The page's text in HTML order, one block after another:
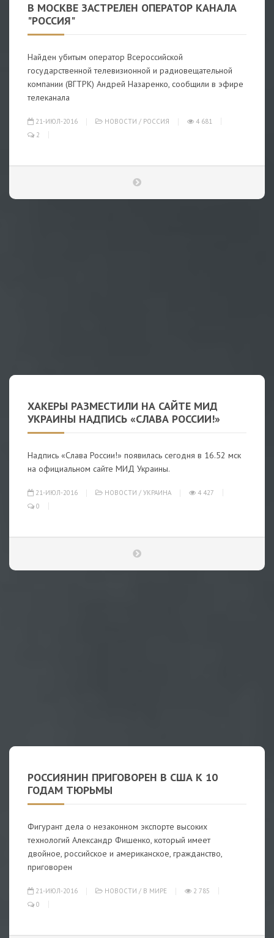
В МОСКВЕ ЗАСТРЕЛЕН ОПЕРАТОР КАНАЛА
"РОССИЯ"
Найден убитым оператор Всероссийской
государственной телевизионной и радиовещательной
компании (ВГТРК) Андрей Назаренко, сообщили в эфире
телеканала
21-ИЮЛ-2016 НОВОСТИ / РОССИЯ
4 681
2
ХАКЕРЫ РАЗМЕСТИЛИ НА САЙТЕ МИД
УКРАИНЫ НАДПИСЬ «СЛАВА РОССИИ!»
Надпись «Слава России!» появилась сегодня в 16.52 мск
на официальном сайте МИД Украины.
21-ИЮЛ-2016 НОВОСТИ / УКРАИНА
4 427
0
РОССИЯНИН ПРИГОВОРЕН В США К 10
ГОДАМ ТЮРЬМЫ
Фигурант дела о незаконном экспорте высоких
технологий Александр Фишенко, который имеет
двойное, российское и американское, гражданство,
приговорен
21-ИЮЛ-2016 НОВОСТИ / В МИРЕ
2 785
0